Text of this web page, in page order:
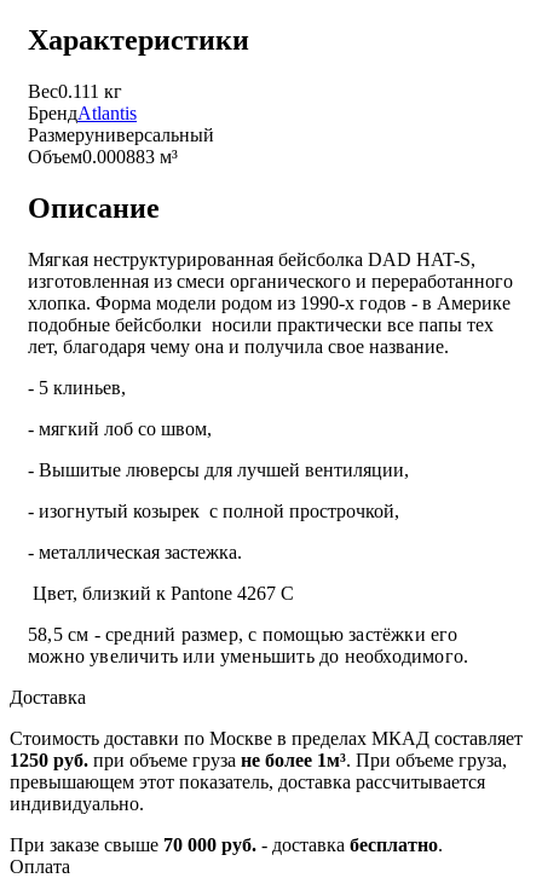
Характеристики
Вес0.111 кг
БрендAtlantis
Размеруниверсальный
Объем0.000883 м³
Описание
Мягкая неструктурированная бейсболка DAD HAT-S,
изготовленная из смеси органического и переработанного
хлопка. Форма модели родом из 1990-х годов - в Америке
подобные бейсболки носили практически все папы тех
лет, благодаря чему она и получила свое название.
- 5 клиньев,
- мягкий лоб со швом,
- Вышитые люверсы для лучшей вентиляции,
- изогнутый козырек с полной прострочкой,
- металлическая застежка.
Цвет, близкий к Pantone 4267 C
58,5 см - средний размер, с помощью застёжки его
можно увеличить или уменьшить до необходимого.
Доставка
Стоимость доставки по Москве в пределах МКАД составляет
1250 руб. при объеме груза не более 1м³. При объеме груза,
превышающем этот показатель, доставка рассчитывается
индивидуально.
При заказе свыше 70 000 руб. - доставка бесплатно.
Оплата